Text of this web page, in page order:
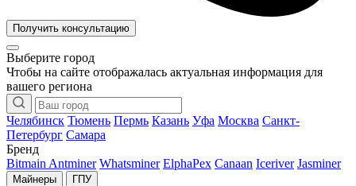
Получить консультацию
Выберите город
Чтобы на сайте отображалась актуальная информация для
вашего региона
Челябинск Тюмень Пермь Казань Уфа Москва Санкт-
Петербург Самара
Бренд
Bitmain Antminer Whatsminer ElphaPex Canaan Iceriver Jasminer
Майнеры ГПУ